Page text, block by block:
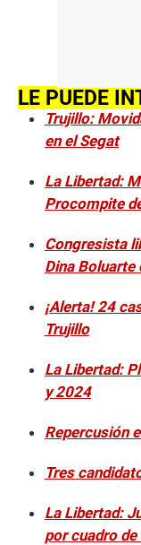
LE PUEDE
Trujillo:
en el Segat
La Libertad:
Procompite
Congresista
Dina Boluarte
¡Alerta! 24
Trujillo
La Libertad:
y 2024
Repercusión
Tres
La Libertad:
por cuadro de